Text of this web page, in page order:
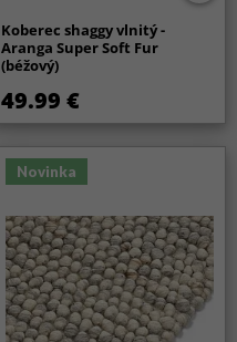
Koberec shaggy vlnitý -
Aranga Super Soft Fur
(béžový)
49.99 €
Novinka